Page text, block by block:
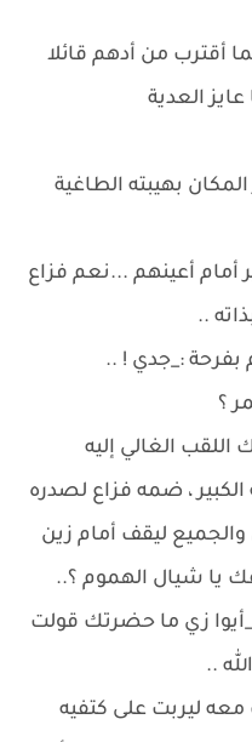
أقترب من أدهم قائلا
عايز العدية
بهيبته الطاغية
أمام أعينهم ...نعم فزاع
..
بفرحة :_جدي ! ..
؟
الغالي إليه
، ضمه فزاع لصدره
ليقف أمام زين
يا شيال الهموم ؟..
زي ما حضرتك قولت
..
معه ليربت على كتفيه